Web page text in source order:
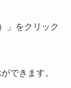
」をクリック
できます。